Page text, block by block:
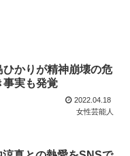
かりが精神崩壊の危
事実も発覚
2022.04.18
女性芸能人